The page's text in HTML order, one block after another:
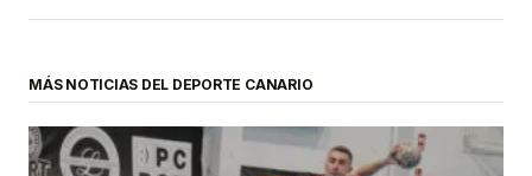
MÁS NOTICIAS DEL DEPORTE CANARIO